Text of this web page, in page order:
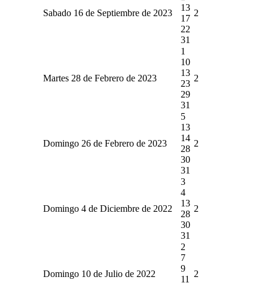
Sabado 16 de Septiembre de 2023
13
17
22
31
2
Martes 28 de Febrero de 2023
1
10
13
23
29
31
2
Domingo 26 de Febrero de 2023
5
13
14
28
30
31
2
Domingo 4 de Diciembre de 2022
3
4
13
28
30
31
2
Domingo 10 de Julio de 2022
2
7
9
11
2